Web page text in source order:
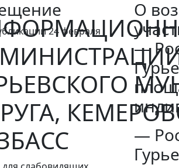
24 февраля
О
—
—